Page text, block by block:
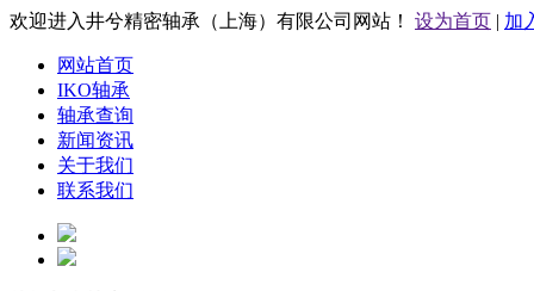
欢迎进入井兮精密轴承（上海）有限公司网站！ 设为首页 | 加
网站首页
IKO轴承
轴承查询
新闻资讯
关于我们
联系我们